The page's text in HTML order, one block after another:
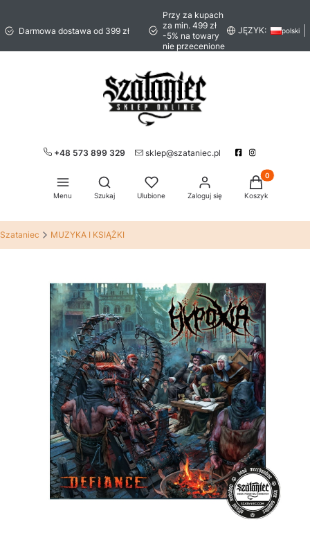
Darmowa dostawa od 399 zł
Przy za kupach
za min. 499 zł
-5% na towary
nie przecenione
JĘZYK: polski
+48 573 899 329 sklep@szataniec.pl
Menu
Otwórz wyszukiwarkę
Szukaj Ulubione Zaloguj się
Produkty w
Koszyk
Szataniec MUZYKA I KSIĄŻKI